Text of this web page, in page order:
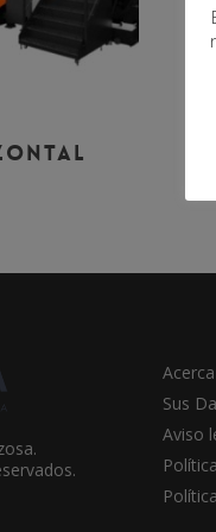
Sus
Aviso